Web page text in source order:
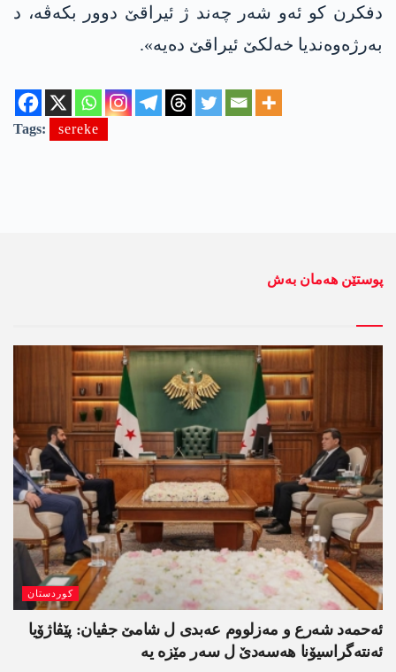
دفکرن کو ئەو شەر چەند ژ ئیراقێ دوور بکەڤە، د
بەرژەوەندیا خەلکێ ئیراقێ دەیە».
Tags: sereke
پوستێن ھەمان بەش
کوردستان
ئەحمەد شەرع و مەزلووم عەبدی ل شامێ جڤیان: پێڤاژۆیا
ئەنتەگراسیۆنا ھەسەدێ ل سەر مێزە یە